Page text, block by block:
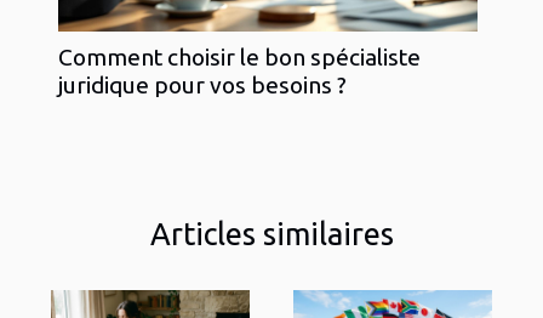
Comment choisir le bon spécialiste
juridique pour vos besoins ?
Articles similaires